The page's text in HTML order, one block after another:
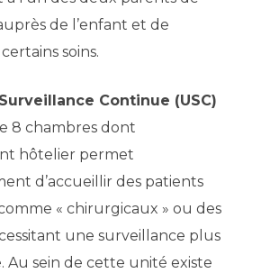
de l’enfant et de
soins.
Continue (USC)
8 chambres dont
hôtelier permet
d’accueillir des patients
« chirurgicaux » ou des
une surveillance plus
Au sein de cette unité existe